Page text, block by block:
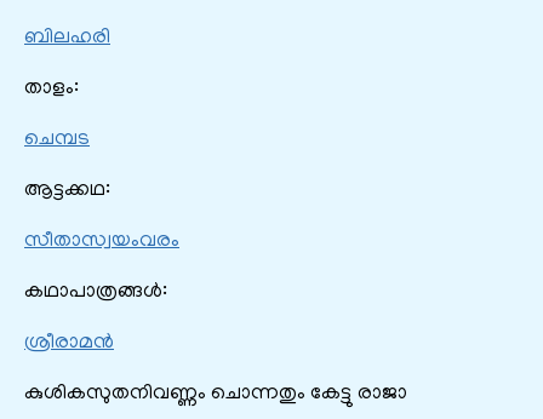
ബിലഹരി
താളം:
ചെമ്പട
ആട്ടക്കഥ:
സീതാസ്വയംവരം
കഥാപാത്രങ്ങൾ:
ശ്രീരാമൻ
കുശികസുതനിവണ്ണം ചൊന്നതും കേട്ടു രാജാ